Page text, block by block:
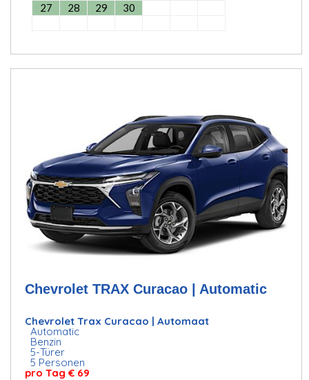
27
28 29 30
Chevrolet TRAX Curacao | Automatic
Chevrolet Trax Curacao | Automaat
Automatic
Benzin
5-Türer
5 Personen
pro Tag€ 69